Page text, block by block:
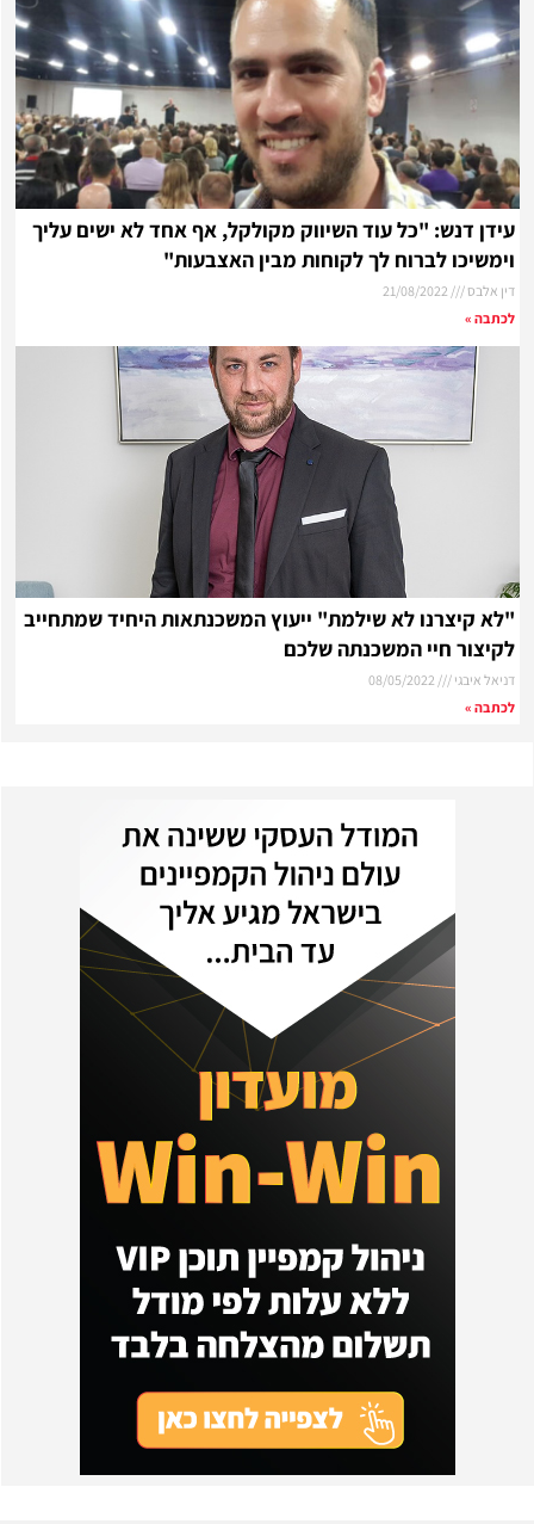
עידן דנש: "כל עוד השיווק מקולקל, אף אחד לא ישים עליך
וימשיכו לברוח לך לקוחות מבין האצבעות"
דין אלבס
לכתבה »
"לא קיצרנו לא שילמת" ייעוץ המשכנתאות היחיד שמתחייב
לקיצור חיי המשכנתה שלכם
דניאל איבגי
לכתבה »